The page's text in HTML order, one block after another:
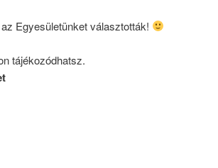
Egyesületünket választották!
tájékozódhatsz.